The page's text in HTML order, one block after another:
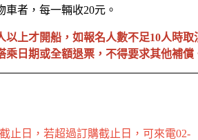
車者，每一輛收20元。
以上才開船，如報名人數不足10人時取
乘日期或全額退票，不得要求其他補償
止日，若超過訂購截止日，可來電02-